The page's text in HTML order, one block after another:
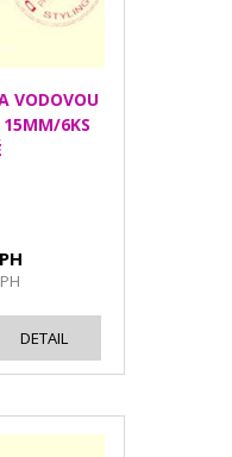
VODOVOU
15MM/6KS
DETAIL